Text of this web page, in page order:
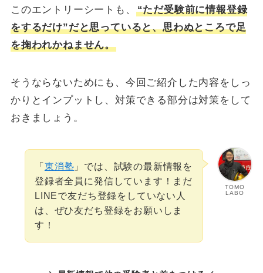
このエントリーシートも、
“ただ受験前に情報登録
をするだけ”だと思っていると、思わぬところで足
を掬われかねません。
そうならないためにも、今回ご紹介した内容をしっ
かりとインプットし、対策できる部分は対策をして
おきましょう。
TOMO
LABO
「東消塾 」では、試験の最新情報を
登録者全員に発信しています！まだ
LINEで友だち登録をしていない人
は、ぜひ友だち登録をお願いしま
す！